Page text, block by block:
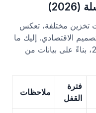
تخزين مختلفة، تعكس
الاقتصادي. إليك ما
فترة
القفل
ملاحظات